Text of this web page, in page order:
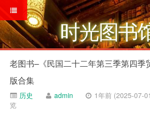
时光图书
老图书–《民国二十二年第三季第四季
版合集
历史 admin 1年前 (2025-07-
览